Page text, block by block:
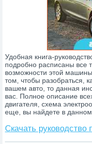
Удобная книга-
подробно расписаны все
возможности этой
том, чтобы разобраться,
вашем авто, то данная
вас. Полное описание
двигателя, схема
еще, вы найдете в данном
Скачать